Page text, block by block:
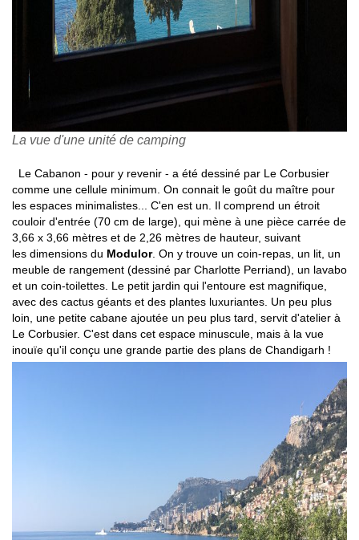
La vue d'une unité de camping
Le Cabanon - pour y revenir - a été dessiné par Le Corbusier
comme une cellule minimum. On connait le goût du maître pour
les espaces minimalistes... C'en est un. Il comprend un étroit
couloir d'entrée (70 cm de large), qui mène à une pièce carrée de
3,66 x 3,66 mètres et de 2,26 mètres de hauteur, suivant
les dimensions du Modulor. On y trouve un coin-repas, un lit, un
meuble de rangement (dessiné par Charlotte Perriand), un lavabo
et un coin-toilettes. Le petit jardin qui l'entoure est magnifique,
avec des cactus géants et des plantes luxuriantes. Un peu plus
loin, une petite cabane ajoutée un peu plus tard, servit d'atelier à
Le Corbusier. C'est dans cet espace minuscule, mais à la vue
inouïe qu'il conçu une grande partie des plans de Chandigarh !